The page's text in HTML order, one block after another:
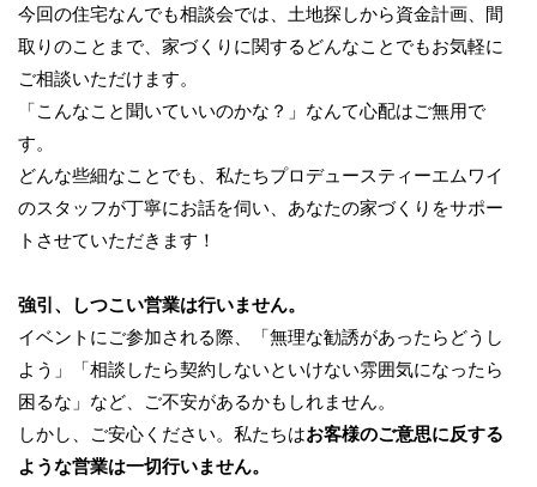
今回の住宅なんでも相談会では、土地探しから資金計画、間
取りのことまで、家づくりに関するどんなことでもお気軽に
ご相談いただけます。
「こんなこと聞いていいのかな？」なんて心配はご無用で
す。
どんな些細なことでも、私たちプロデュースティーエムワイ
のスタッフが丁寧にお話を伺い、あなたの家づくりをサポー
トさせていただきます！
強引、しつこい営業は行いません。
イベントにご参加される際、「無理な勧誘があったらどうし
よう」「相談したら契約しないといけない雰囲気になったら
困るな」など、ご不安があるかもしれません。
しかし、ご安心ください。私たちはお客様のご意思に反する
ような営業は一切行いません。